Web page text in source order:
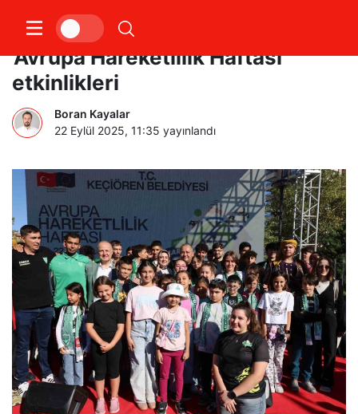
Keçiören Belediyesi’nden
’Avrupa Hareketlilik Haftası’
etkinlikleri
Boran Kayalar
22 Eylül 2025, 11:35 yayınlandı